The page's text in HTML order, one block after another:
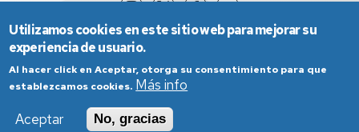
Aviso Legal
Condiciones generales de uso
Utilizamos cookies en este sitio web para mejorar su
experiencia de usuario.
Al hacer click en Aceptar, otorga su consentimiento para que
establezcamos cookies. Más info
Aceptar
No, gracias